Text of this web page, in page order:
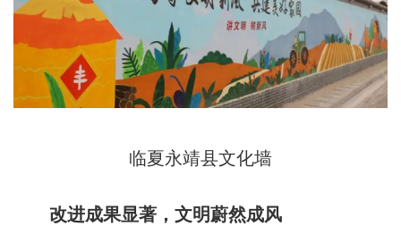
临夏永靖县文化墙
改进成果显著，文明蔚然成风